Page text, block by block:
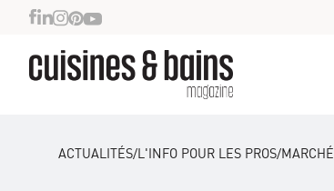
ACTUALITÉS/L'INFO POUR LES PROS/MARCHÉ